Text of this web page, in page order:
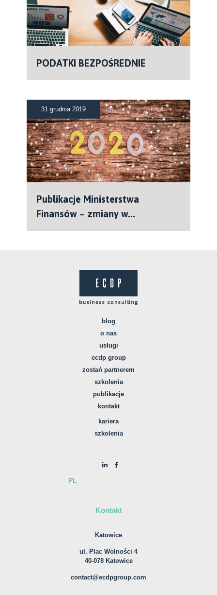
PODATKI BEZPOŚREDNIE
31 grudnia 2019
Publikacje Ministerstwa
Finansów – zmiany w...
blog
o nas
usługi
ecdp group
zostań partnerem
szkolenia
publikacje
kontakt
kariera
szkolenia
PL
Kontakt
Katowice
ul. Plac Wolności 4
40-078 Katowice
contact@ecdpgroup.com